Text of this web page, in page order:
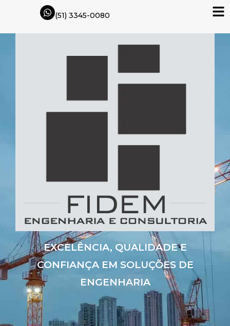
(51) 3345-0080
EXCELÊNCIA, QUALIDADE E
CONFIANÇA EM SOLUÇÕES DE
ENGENHARIA